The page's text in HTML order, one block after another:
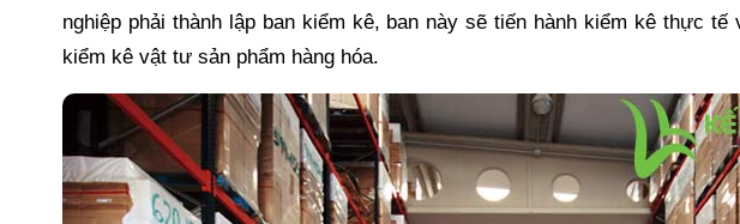
nghiệp phải thành lập ban kiểm kê, ban này sẽ tiến hành kiểm kê thực
kiểm kê vật tư sản phẩm hàng hóa.